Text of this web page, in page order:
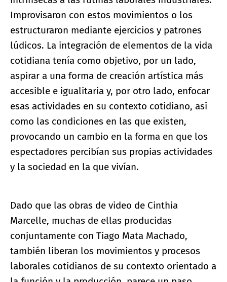
Improvisaron con estos movimientos o los
estructuraron mediante ejercicios y patrones
lúdicos. La integración de elementos de la vida
cotidiana tenía como objetivo, por un lado,
aspirar a una forma de creación artística más
accesible e igualitaria y, por otro lado, enfocar
esas actividades en su contexto cotidiano, así
como las condiciones en las que existen,
provocando un cambio en la forma en que los
espectadores percibían sus propias actividades
y la sociedad en la que vivían.
Dado que las obras de video de Cinthia
Marcelle, muchas de ellas producidas
conjuntamente con Tiago Mata Machado,
también liberan los movimientos y procesos
laborales cotidianos de su contexto orientado a